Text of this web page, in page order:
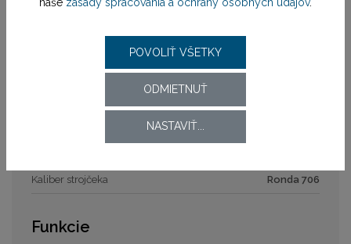
Zapínanie remienka preklápacia spona
Kaliber strojčeka Ronda 706
Funkcie
naše zásady spracovania a ochrany osobných údajov.
POVOLIŤ VŠETKY
ODMIETNUŤ
NASTAVIŤ...